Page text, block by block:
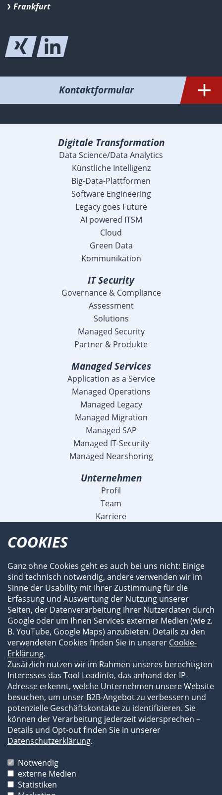
Frankfurt
Kontaktformular
Digitale Transformation
Data Science/Data Analytics
Künstliche Intelligenz
Big-Data-Plattformen
Software Engineering
Legacy goes Future
AI powered ITSM
Cloud
Green Data
Kommunikation
IT Security
Governance & Compliance
Assessment
Solutions
Managed Security
Partner & Produkte
Managed Services
Application as a Service
Managed Operations
Managed Legacy
Managed Migration
Managed SAP
Managed IT-Security
Managed Nearshoring
Unternehmen
Profil
Team
Karriere
Referenzen
Fachartikel und Videos
Flyer und Broschüren
Newsroom
Subauftragnehmer
Impressum
Datenschutzerklärung
AGB
Die Bilder und Texte unserer Website sind
COOKIES
Ganz ohne Cookies geht es auch bei uns nicht: Einige
sind technisch notwendig, andere verwenden wir im
Sinne der Usability mit Ihrer Zustimmung für die
Erfassung und Auswertung der Nutzung unserer
Seiten, der Datenverarbeitung Ihrer Nutzerdaten durch
Google oder um Ihnen Services externer Medien (wie z.
B. YouTube, Google Maps) anzubieten. Details zu den
verwendeten Cookies finden Sie in unserer Cookie-
Erklärung.
Zusätzlich nutzen wir im Rahmen unseres berechtigten
Interesses das Tool Leadinfo, das anhand der IP-
Adresse erkennt, welche Unternehmen unsere Website
besuchen, um unser B2B-Angebot zu verbessern und
potenzielle Geschäftskontakte zu identifizieren. Sie
können der Verarbeitung jederzeit widersprechen –
Details und Opt-out finden Sie in unserer
Datenschutzerklärung.
Notwendig
externe Medien
Statistiken